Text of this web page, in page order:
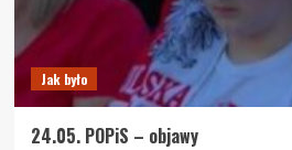
Jak było
24.05. POPiS – objawy